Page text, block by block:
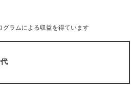
ラムによる収益を得ています